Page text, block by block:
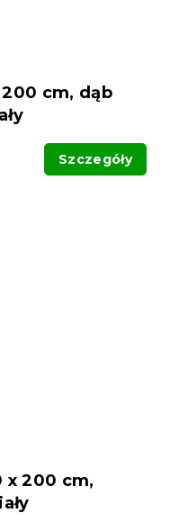
200 cm, dąb
Szczegóły
x 200 cm,